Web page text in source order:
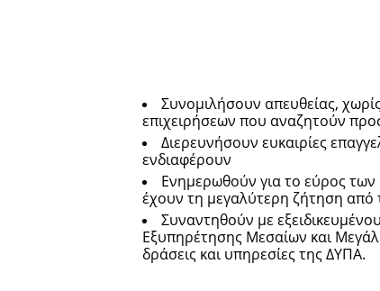
Συνομιλήσουν απευθείας,
επιχειρήσεων που αναζητούν
Διερευνήσουν ευκαιρίες
ενδιαφέρουν
Ενημερωθούν για το εύρος των
έχουν τη μεγαλύτερη ζήτηση από
Συναντηθούν με
Εξυπηρέτησης Μεσαίων και
δράσεις και υπηρεσίες της ΔΥΠΑ.